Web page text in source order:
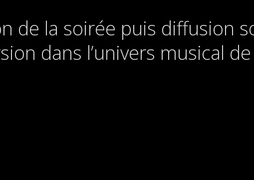
de la soirée puis diffusion
dans l’univers musical de